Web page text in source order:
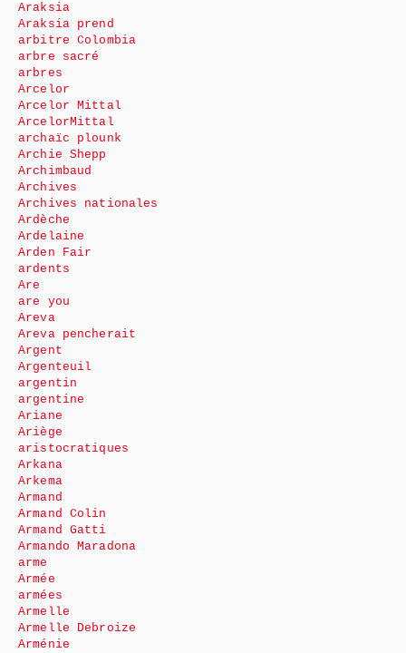
Araksia
Araksia prend
arbitre Colombia
arbre sacré
arbres
Arcelor
Arcelor Mittal
ArcelorMittal
archaïc plounk
Archie Shepp
Archimbaud
Archives
Archives nationales
Ardèche
Ardelaine
Arden Fair
ardents
Are
are you
Areva
Areva pencherait
Argent
Argenteuil
argentin
argentine
Ariane
Ariège
aristocratiques
Arkana
Arkema
Armand
Armand Colin
Armand Gatti
Armando Maradona
arme
Armée
armées
Armelle
Armelle Debroize
Arménie